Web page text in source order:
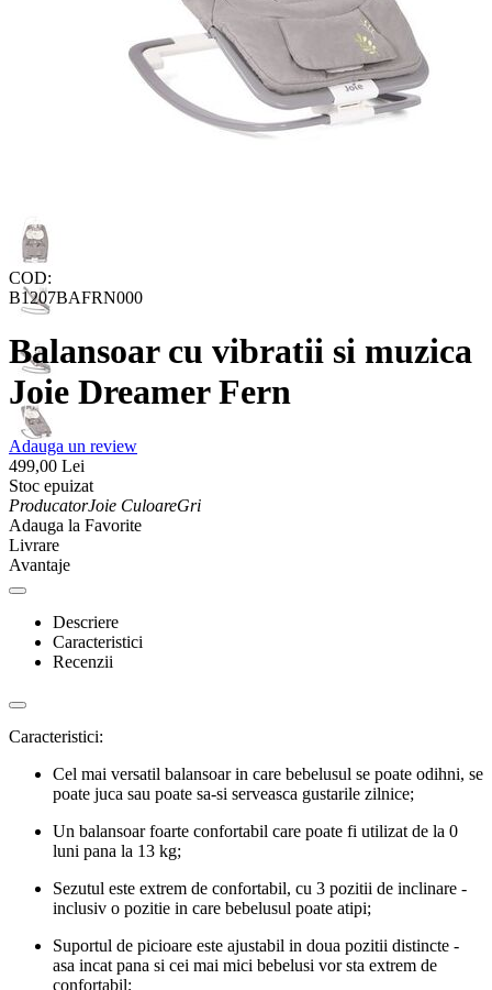
COD:
B1207BAFRN000
Balansoar cu vibratii si muzica
Joie Dreamer Fern
Adauga un review
499,00 Lei
Stoc epuizat
ProducatorJoie CuloareGri
Adauga la Favorite
Livrare
Avantaje
Descriere
Caracteristici
Recenzii
Caracteristici:
Cel mai versatil balansoar in care bebelusul se poate odihni, se
poate juca sau poate sa-si serveasca gustarile zilnice;
Un balansoar foarte confortabil care poate fi utilizat de la 0
luni pana la 13 kg;
Sezutul este extrem de confortabil, cu 3 pozitii de inclinare -
inclusiv o pozitie in care bebelusul poate atipi;
Suportul de picioare este ajustabil in doua pozitii distincte -
asa incat pana si cei mai mici bebelusi vor sta extrem de
confortabil;